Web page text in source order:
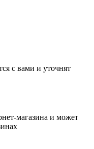
с вами и уточнят
магазина и может